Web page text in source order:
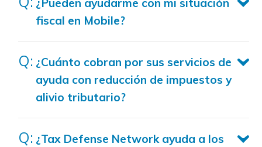
¿Pueden ayudarme con mi situación
fiscal en Mobile?
¿Cuánto cobran por sus servicios de
ayuda con reducción de impuestos y
alivio tributario?
¿Tax Defense Network ayuda a los